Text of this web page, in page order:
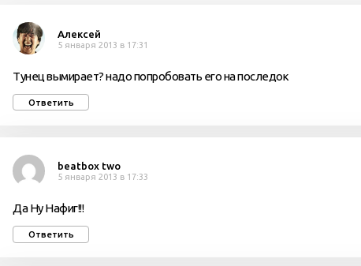
Алексей
5 января 2013 в 17:31
Тунец вымирает? надо попробовать его на последок
Ответить
beatbox two
5 января 2013 в 17:33
Да Ну Нафиг!!!
Ответить